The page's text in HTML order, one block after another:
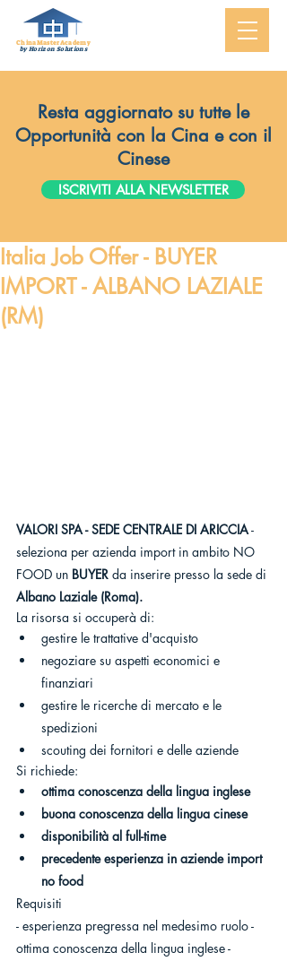
ChinaMasterAcademy
by Horizon Solutions
Resta aggiornato su tutte le
Opportunità con la Cina e con il
Cinese
ISCRIVITI ALLA NEWSLETTER
Italia Job Offer - BUYER
IMPORT - ALBANO LAZIALE
(RM)
VALORI SPA - SEDE CENTRALE DI ARICCIA -
seleziona per azienda import in ambito NO
FOOD un BUYER da inserire presso la sede di
Albano Laziale (Roma).
La risorsa si occuperà di:
gestire le trattative d'acquisto
negoziare su aspetti economici e
finanziari
gestire le ricerche di mercato e le
spedizioni
scouting dei fornitori e delle aziende
Si richiede:
ottima conoscenza della lingua inglese
buona conoscenza della lingua cinese
disponibilità al full-time
precedente esperienza in aziende import
no food
Requisiti
- esperienza pregressa nel medesimo ruolo -
ottima conoscenza della lingua inglese -